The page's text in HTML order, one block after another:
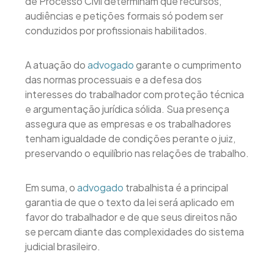
audiências e petições formais só podem ser
conduzidos por profissionais habilitados.
A atuação doadvogadogarante o cumprimento
das normas processuais e a defesa dos
interesses do trabalhador com proteção técnica
e argumentação jurídica sólida. Sua presença
assegura que as empresas e os trabalhadores
tenham igualdade de condições perante o juiz,
preservando o equilíbrio nas relações de trabalho.
Em suma, oadvogado trabalhista é a principal
garantia de que o texto da lei será aplicado em
favor do trabalhador e de que seus direitos não
se percam diante das complexidades do sistema
judicial brasileiro.